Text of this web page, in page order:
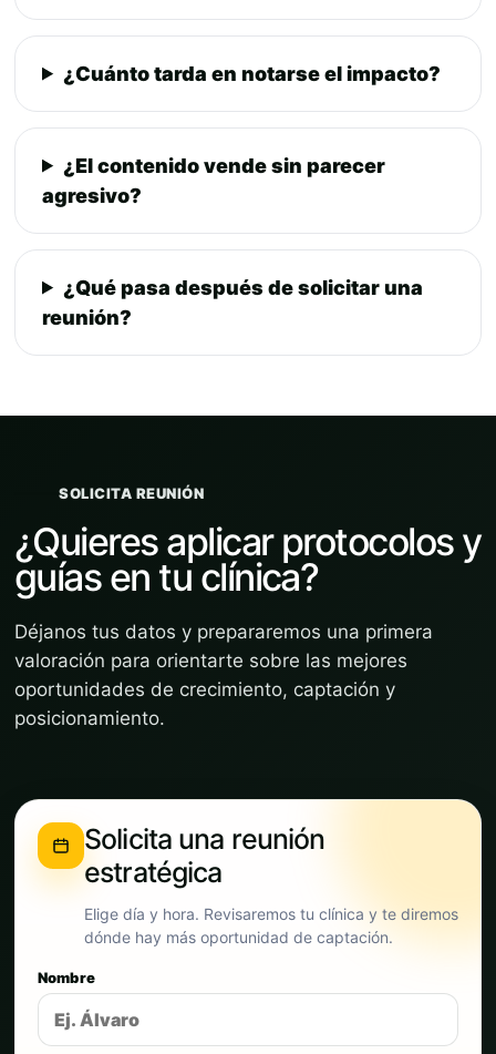
¿Cuánto tarda en notarse el impacto?
¿El contenido vende sin parecer
agresivo?
¿Qué pasa después de solicitar una
reunión?
SOLICITA REUNIÓN
¿Quieres aplicar protocolos y
guías en tu clínica?
Déjanos tus datos y prepararemos una primera
valoración para orientarte sobre las mejores
oportunidades de crecimiento, captación y
posicionamiento.
Solicita una reunión
estratégica
Elige día y hora. Revisaremos tu clínica y te diremos
dónde hay más oportunidad de captación.
Nombre